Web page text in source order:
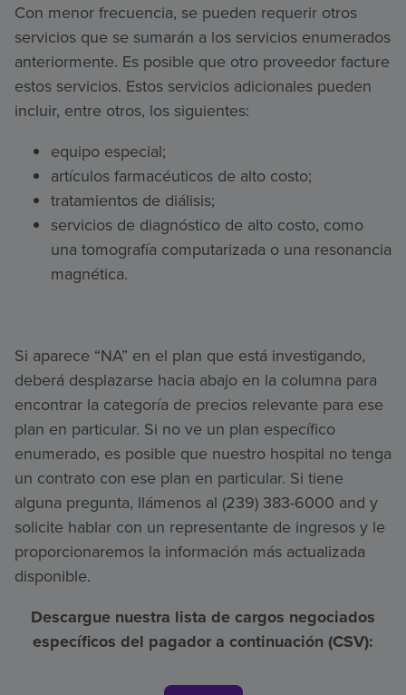
Con menor frecuencia, se pueden requerir otros
servicios que se sumarán a los servicios enumerados
anteriormente. Es posible que otro proveedor facture
estos servicios. Estos servicios adicionales pueden
incluir, entre otros, los siguientes:
equipo especial;
artículos farmacéuticos de alto costo;
tratamientos de diálisis;
servicios de diagnóstico de alto costo, como
una tomografía computarizada o una resonancia
magnética.
Si aparece “NA” en el plan que está investigando,
deberá desplazarse hacia abajo en la columna para
encontrar la categoría de precios relevante para ese
plan en particular. Si no ve un plan específico
enumerado, es posible que nuestro hospital no tenga
un contrato con ese plan en particular. Si tiene
alguna pregunta, llámenos al (239) 383-6000 and y
solicite hablar con un representante de ingresos y le
proporcionaremos la información más actualizada
disponible.
Descargue nuestra lista de cargos negociados
específicos del pagador a continuación (CSV):